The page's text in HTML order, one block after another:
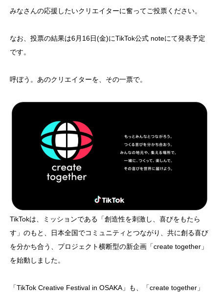
みなさんの応援したいクリエイターに奮ってご投票ください。
なお、投票の結果は6月16日(金)にTikTok公式 noteにて発表予定
です。
呼ぼう。あのクリエイターを、その一票で。
TikTokは、ミッションである「創造性を刺激し、喜びをもたら
す」のもと、日本全国でコミュニティとつながり、共に創る喜び
を分かち合う、プロジェクト横断型の新企画「create together」
を始動しました。
「TikTok Creative Festival in OSAKA」も、「create together」